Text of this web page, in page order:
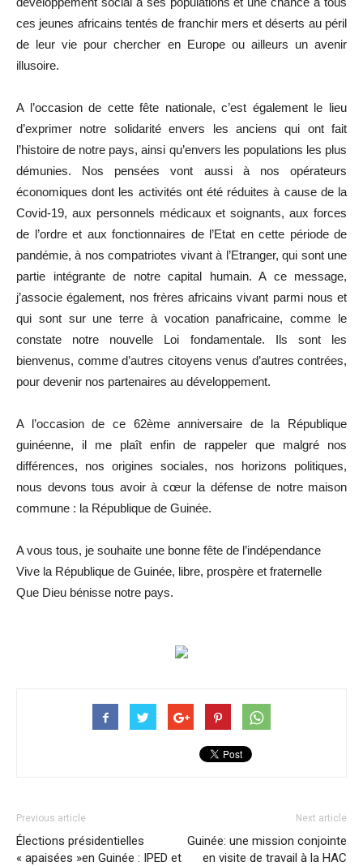
ces jeunes africains tentés de franchir mers et déserts au péril
de leur vie pour chercher en Europe ou ailleurs un avenir
illusoire.
A l’occasion de cette fête nationale, c’est également le lieu
d’exprimer notre solidarité envers les anciens qui ont fait
l’histoire de notre pays, ainsi qu’envers les populations les plus
démunies. Nos pensées vont aussi à nos opérateurs
économiques dont les activités ont été réduites à cause de la
Covid-19, aux personnels médicaux et soignants, aux forces
de l’ordre et aux fonctionnaires de l’Etat en cette période de
pandémie, à nos compatriotes vivant à l’Etranger, qui sont une
partie intégrante de notre capital humain. A ce message,
j’associe également, nos frères africains vivant parmi nous et
qui sont sur une terre à vocation panafricaine, comme le
constate notre nouvelle Loi fondamentale. Ils sont les
bienvenus, comme d’autres citoyens venus d’autres contrées,
pour devenir nos partenaires au développement.
A l’occasion de ce 62ème anniversaire de la République
guinéenne, il me plaît enfin de rappeler que malgré nos
différences, nos origines sociales, nos horizons politiques,
nous devons tous avoir à cœur la défense de notre maison
commune : la République de Guinée.
A vous tous, je souhaite une bonne fête de l’indépendance
Vive la République de Guinée, libre, prospère et fraternelle
Que Dieu bénisse notre pays.
Previous article
Élections présidentielles
« apaisées »en Guinée : IPED et
Next article
Guinée: une mission conjointe
en visite de travail à la HAC